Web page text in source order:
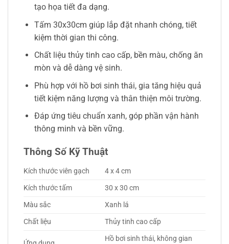
tạo họa tiết đa dạng.
Tấm 30x30cm giúp lắp đặt nhanh chóng, tiết
kiệm thời gian thi công.
Chất liệu thủy tinh cao cấp, bền màu, chống ăn
mòn và dễ dàng vệ sinh.
Phù hợp với hồ bơi sinh thái, gia tăng hiệu quả
tiết kiệm năng lượng và thân thiện môi trường.
Đáp ứng tiêu chuẩn xanh, góp phần vận hành
thông minh và bền vững.
Thông Số Kỹ Thuật
Kích thước viên gạch
4 x 4 cm
Kích thước tấm
30 x 30 cm
Màu sắc
Xanh lá
Chất liệu
Thủy tinh cao cấp
Hồ bơi sinh thái, không gian